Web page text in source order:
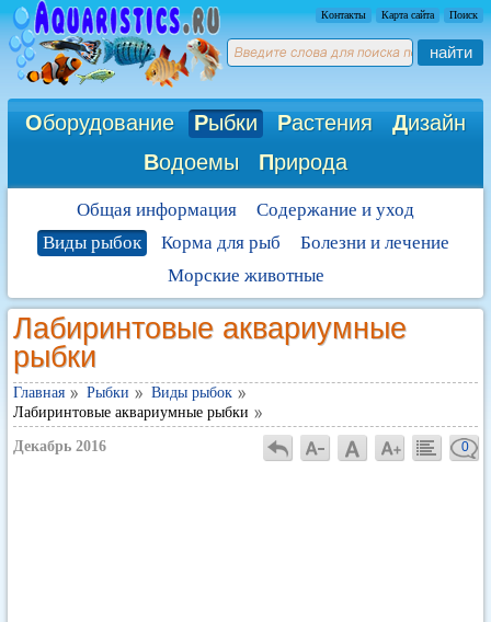
Контакты Карта сайта Поиск
найти
Оборудование Рыбки Растения Дизайн
Водоемы Природа
Общая информация
Содержание и уход
Виды рыбок
Корма для рыб
Болезни и лечение
Морские животные
Лабиринтовые аквариумные
рыбки
Главная Рыбки
Виды рыбок
Лабиринтовые аквариумные рыбки
Декабрь 2016 0